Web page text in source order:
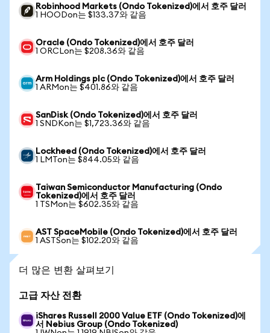
Robinhood Markets (Ondo Tokenized)에서 호주 달러
1 HOODon는 $133.37와 같음
Oracle (Ondo Tokenized)에서 호주 달러
1 ORCLon는 $208.36와 같음
Arm Holdings plc (Ondo Tokenized)에서 호주 달러
1 ARMon는 $401.86와 같음
SanDisk (Ondo Tokenized)에서 호주 달러
1 SNDKon는 $1,723.36와 같음
Lockheed (Ondo Tokenized)에서 호주 달러
1 LMTon는 $844.05와 같음
Taiwan Semiconductor Manufacturing (Ondo
Tokenized)에서 호주 달러
1 TSMon는 $602.35와 같음
AST SpaceMobile (Ondo Tokenized)에서 호주 달러
1 ASTSon는 $102.20와 같음
더 많은 변환 살펴보기
고급 자산 전환
iShares Russell 2000 Value ETF (Ondo Tokenized)에
서 Nebius Group (Ondo Tokenized)